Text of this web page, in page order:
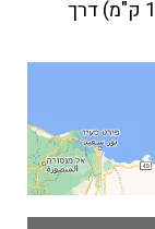
1 ש’ 50 דקות (169.9 ק"מ) דרך